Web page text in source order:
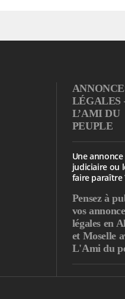
LÉGALES
L’AMI DU
PEUPLE
Une annonce
judiciaire ou
faire paraître
Pensez à
vos
légales en
et Moselle
L'Ami du